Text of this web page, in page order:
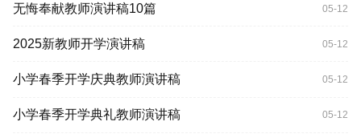
无悔奉献教师演讲稿10篇 05-12
2025新教师开学演讲稿 05-12
小学春季开学庆典教师演讲稿 05-12
小学春季开学典礼教师演讲稿 05-12